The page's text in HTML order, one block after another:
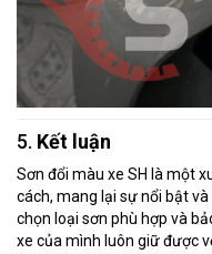
5. Kết luận
Sơn đổi màu xe SH là một
cách, mang lại sự nổi bật
chọn loại sơn phù hợp và
xe của mình luôn giữ được